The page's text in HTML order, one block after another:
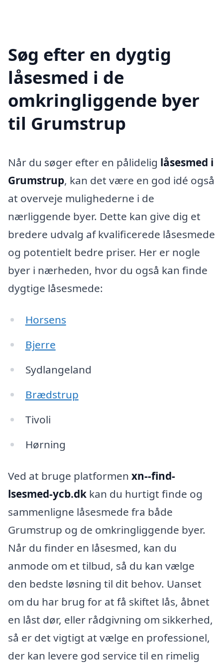
Søg efter en dygtig
låsesmed i de
omkringliggende byer
til Grumstrup
Når du søger efter en pålidelig låsesmed i
Grumstrup, kan det være en god idé også
at overveje mulighederne i de
nærliggende byer. Dette kan give dig et
bredere udvalg af kvalificerede låsesmede
og potentielt bedre priser. Her er nogle
byer i nærheden, hvor du også kan finde
dygtige låsesmede:
Horsens
Bjerre
Sydlangeland
Brædstrup
Tivoli
Hørning
Ved at bruge platformen xn--find-
lsesmed-ycb.dk kan du hurtigt finde og
sammenligne låsesmede fra både
Grumstrup og de omkringliggende byer.
Når du finder en låsesmed, kan du
anmode om et tilbud, så du kan vælge
den bedste løsning til dit behov. Uanset
om du har brug for at få skiftet lås, åbnet
en låst dør, eller rådgivning om sikkerhed,
så er det vigtigt at vælge en professionel,
der kan levere god service til en rimelig